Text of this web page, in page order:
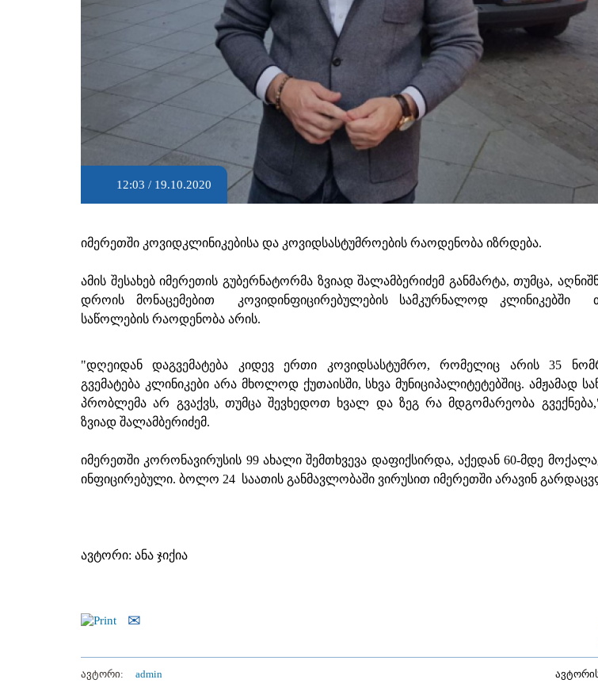
12:03 / 19.10.2020
იმერეთში კოვიდკლინიკებისა და კოვიდსასტუმროების რაოდენობა იზრდება.
ამის შესახებ იმერეთის გუბერნატორმა ზვიად შალამბერიძემ განმარტა, თუმცა,
დროის მონაცემებით კოვიდინფიცირებულების სამკურნალოდ კლინიკებში
საწოლების რაოდენობა არის.
"დღეიდან დაგვემატება კიდევ ერთი კოვიდსასტუმრო, რომელიც არის 35
გვემატება კლინიკები არა მხოლოდ ქუთაისში, სხვა მუნიციპალიტეტებშიც. ამჟამად
პრობლემა არ გვაქვს, თუმცა შევხედოთ ხვალ და ზეგ რა მდგომარეობა
ზვიად შალამბერიძემ.
იმერეთში კორონავირუსის 99 ახალი შემთხვევა დაფიქსირდა, აქედან 60-მდე
ინფიცირებული. ბოლო 24 საათის განმავლობაში ვირუსით იმერეთში არავინ
ავტორი: ანა ჯიქია
ავტორი: admin